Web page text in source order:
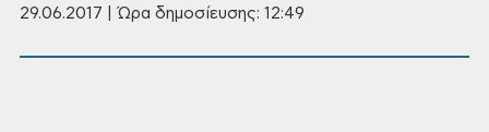
29.06.2017 | Ώρα δημοσίευσης: 12:49